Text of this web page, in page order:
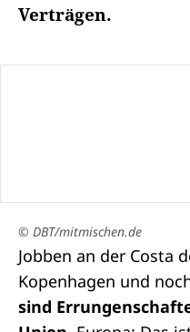
Verträgen.
© DBT/mitmischen.de
Jobben an der Costa
Kopenhagen und
sind